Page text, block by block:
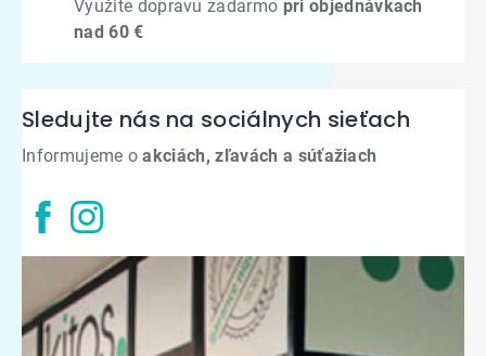
Využite dopravu zadarmo pri objednávkach
nad 60 €
Sledujte nás na sociálnych sieťach
Informujeme oakciách, zľavách a súťažiach